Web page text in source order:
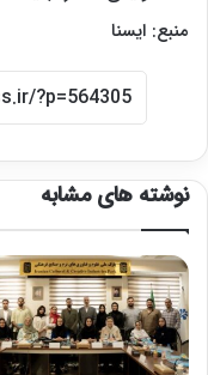
منبع: ایسنا
نوشته های مشابه